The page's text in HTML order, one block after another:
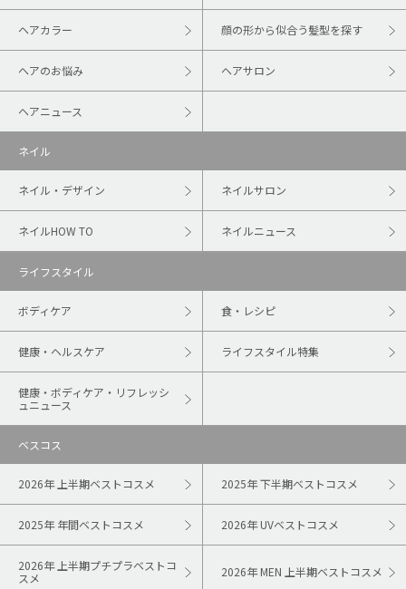
ヘアカラー 顔の形から似合う髪型を探す
ヘアのお悩み ヘアサロン
ヘアニュース
ネイル
ネイル・デザイン ネイルサロン
ネイルHOW TO ネイルニュース
ライフスタイル
ボディケア 食・レシピ
健康・ヘルスケア ライフスタイル特集
健康・ボディケア・リフレッシ
ュニュース
ベスコス
2026年 上半期ベストコスメ 2025年 下半期ベストコスメ
2025年 年間ベストコスメ 2026年 UVベストコスメ
2026年 上半期プチプラベストコ
スメ
2026年 MEN 上半期ベストコスメ